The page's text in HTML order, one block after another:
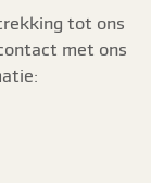
tot ons
met ons